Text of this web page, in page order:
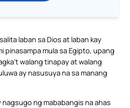
laban sa Dios at laban kay
pinasampa mula sa Egipto, upang
walang tinapay at walang
ay nasusuya na sa manang
ng mababangis na ahas